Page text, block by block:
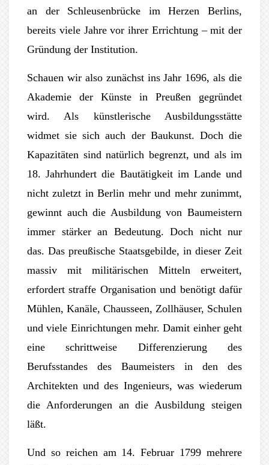
an der Schleusenbrücke im Herzen Berlins,
bereits viele Jahre vor ihrer Errichtung – mit der
Gründung der Institution.
Schauen wir also zunächst ins Jahr 1696, als die
Akademie der Künste in Preußen gegründet
wird. Als künstlerische Ausbildungsstätte
widmet sie sich auch der Baukunst. Doch die
Kapazitäten sind natürlich begrenzt, und als im
18. Jahrhundert die Bautätigkeit im Lande und
nicht zuletzt in Berlin mehr und mehr zunimmt,
gewinnt auch die Ausbildung von Baumeistern
immer stärker an Bedeutung. Doch nicht nur
das. Das preußische Staatsgebilde, in dieser Zeit
massiv mit militärischen Mitteln erweitert,
erfordert straffe Organisation und benötigt dafür
Mühlen, Kanäle, Chausseen, Zollhäuser, Schulen
und viele Einrichtungen mehr. Damit einher geht
eine schrittweise Differenzierung des
Berufsstandes des Baumeisters in den des
Architekten und des Ingenieurs, was wiederum
die Anforderungen an die Ausbildung steigen
läßt.
Und so reichen am 14. Februar 1799 mehrere